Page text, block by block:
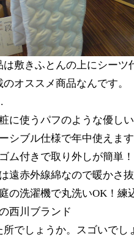
は敷きふとんの上にシーツ
オススメ商品なんです。
使うパフのような優しい
ブル仕様で年中使えます
付きで取り外しが簡単！
赤外線綿なので暖かさ抜
洗濯機で丸洗いOK！練
西川ブランド
所でしょうか。スゴいでし